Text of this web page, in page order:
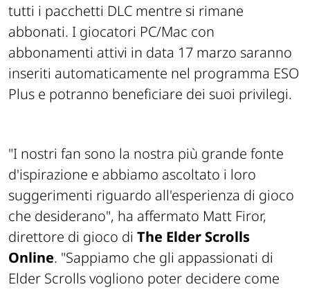
tutti i pacchetti DLC mentre si rimane
abbonati. I giocatori PC/Mac con
abbonamenti attivi in data 17 marzo saranno
inseriti automaticamente nel programma ESO
Plus e potranno beneficiare dei suoi privilegi.
"I nostri fan sono la nostra più grande fonte
d'ispirazione e abbiamo ascoltato i loro
suggerimenti riguardo all'esperienza di gioco
che desiderano", ha affermato Matt Firor,
direttore di gioco di The Elder Scrolls
Online. "Sappiamo che gli appassionati di
Elder Scrolls vogliono poter decidere come